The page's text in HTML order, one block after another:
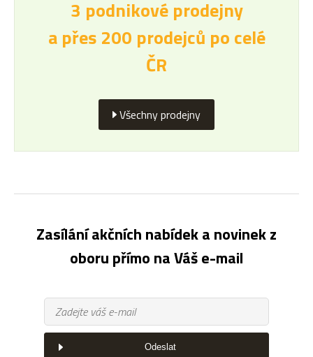
3 podnikové prodejny
a přes 200 prodejců po celé
ČR
Všechny prodejny
Zasílání akčních nabídek a novinek z
oboru přímo na Váš e-mail
Odeslat